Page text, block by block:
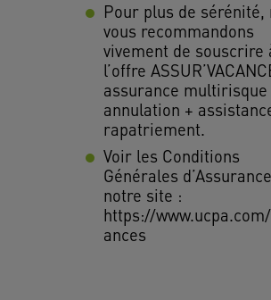
Pour plus de sérénité,
vous recommandons
vivement de souscrire
l’offre
assurance multirisque
annulation +
rapatriement.
Voir les Conditions
Générales
notre site :
https://
ances